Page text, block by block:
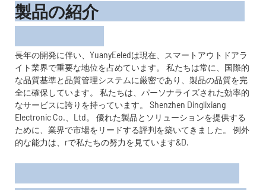
製品の紹介
長年の開発に伴い、YuanyEeledは現在、スマートアウトドアラ
イト業界で重要な地位を占めています。 私たちは常に、国際的
な品質基準と品質管理システムに厳密であり、製品の品質を完
全に確保しています。 私たちは、パーソナライズされた効率的
なサービスに誇りを持っています。 Shenzhen Dinglixiang
Electronic Co.、Ltd。 優れた製品とソリューションを提供する
ために、業界で市場をリードする評判を築いてきました。 例外
的な能力は、rで私たちの努力を見ています&D.